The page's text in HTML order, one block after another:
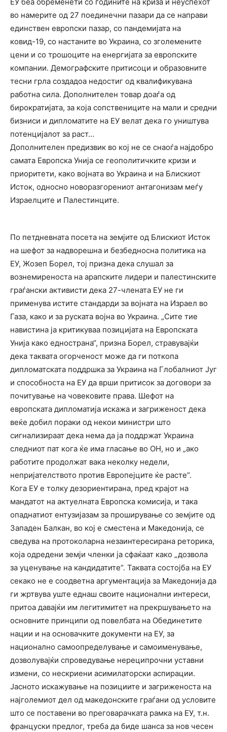
во намерите од 27 поединечни пазари да се направи
единствен европски пазар, со пандемијата на
ковид-19, со настаните во Украина, со зголемените
цени и со трошоците на енергијата за европските
компании. Демографските притисоци и образовните
тесни грла создадоа недостиг од квалификувана
работна сила. Дополнителен товар доаѓа од
бирократијата, за која сопствениците на мали и средни
бизниси и дипломатите на ЕУ велат дека го уништува
потенцијалот за раст…
Дополнителен предизвик во кој не се снаоѓа најдобро
самата Европска Унија се геополитичките кризи и
приоритети, како војната во Украина и на Блискиот
Исток, односно новоразгорениот антагонизам меѓу
Израелците и Палестинците.
По петдневната посета на земјите од Блискиот Исток
на шефот за надворешна и безбедносна политика на
ЕУ, Жозеп Борел, тој призна дека слушал за
вознемиреноста на арапските лидери и палестинските
граѓански активисти дека 27-члената ЕУ не ги
применува истите стандарди за војната на Израел во
Газа, како и за руската војна во Украина. „Сите тие
навистина ја критикуваа позицијата на Европската
Унија како еднострана“, призна Борел, стравувајќи
дека таквата огорченост може да ги поткопа
дипломатската поддршка за Украина на Глобалниот Југ
и способноста на ЕУ да врши притисок за договори за
почитување на човековите права. Шефот на
европската дипломатија искажа и загриженост дека
веќе добил пораки од некои министри што
сигнализираат дека нема да ја поддржат Украина
следниот пат кога ќе има гласање во ОН, но и „ако
работите продолжат вака неколку недели,
непријателството против Европејците ќе расте“.
Кога ЕУ е толку дезориентирана, пред крајот на
мандатот на актуелната Европска комисија, и така
опаднатиот ентузијазам за проширување со земјите од
Западен Балкан, во кој е сместена и Македонија, се
сведува на протоколарна незаинтересирана реторика,
која одредени земји членки ја сфаќаат како „дозвола
за уценување на кандидатите“. Таквата состојба на ЕУ
секако не е соодветна аргументација за Македонија да
ги жртвува уште еднаш своите национални интереси,
притоа давајќи им легитимитет на прекршувањето на
основните принципи од повелбата на Обединетите
нации и на основачките документи на ЕУ, за
национално самоопределување и самоименување,
дозволувајќи спроведување нереципрочни уставни
измени, со нескриени асимилаторски аспирации.
Јасното искажување на позициите и загриженоста на
најголемиот дел од македонските граѓани од условите
што се поставени во преговарачката рамка на ЕУ, т.н.
француски предлог, треба да биде шанса за нов чесен